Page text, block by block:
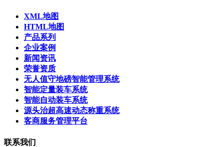
XML地图
HTML地图
产品系列
企业案例
新闻资讯
荣誉资质
无人值守地磅智能管理系统
智能定量装车系统
智能自动装车系统
源头治超高速动态称重系统
客商服务管理平台
联系我们